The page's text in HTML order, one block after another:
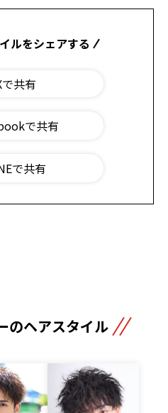
ルをシェアする
で共有
で共有
で共有
のヘアスタイル